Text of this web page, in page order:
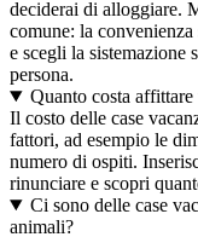
deciderai di alloggiare.
comune: la
e scegli la sistemazione
persona.
Quanto costa
Il costo delle case
fattori, ad esempio le
numero di ospiti.
rinunciare e scopri
Ci sono delle case
animali?